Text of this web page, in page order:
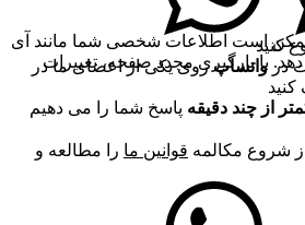
ممکن است اطلاعات شخصی شما مانند آی
با بارگیری مجدد صفحه، تغییرات
کنید
در واتساپروی یکی از اعضای ما در
از چند دقیقه پاسخ شما را می دهیم
شروع مکالمه قوانین ما را مطالعه و